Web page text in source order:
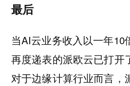
最后
当AI云业务收入以一年10
再度递表的派欧云已打开
对于边缘计算行业而言，